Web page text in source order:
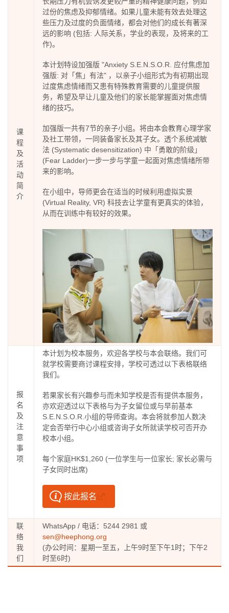
课
程
及
活
动
简
介
过份的焦虑及抑郁情绪。如果儿童未能有效去处理这
些压力及过度的负面情绪，都会对他们的成长有著深
远的影响 (包括: 人际关系，学业的表现，及将来的工
作)。
本计划特设加强版 "Anxiety S.E.N.S.O.R. 应付焦虑加
强版: 对「焦」有法" ，以亲子小组形式为有初期出现
过度焦虑情绪而又患有特殊教育需要的儿童提供服
务，希望及早让儿童及他们的家长能掌握面对焦虑情
绪的技巧。
加强版一共有7节的亲子小组。将由本会教育心理学家
及社工带领，一同装备家长及其子女。透个系统减敏
法 (Systematic desensitization) 中「勇敢的阶级」
(Fear Ladder)一步一步与学童一起面对焦虑情绪所带
来的影响。
在小组中，导师更会在适当的时候利用虚拟实景
(Virtual Reality, VR) 科技去让学童有更真实的体验，
从而在训练中有较好的效果。
报
名
及
注
意
事
项
本计划为校本服务，欢迎各学校与本会联络。我们可
就学校需要商讨课程安排，学校可透过以下表格联络
我们。
若果家长有兴趣参与而未知学校是否有提供本服务，
亦欢迎透过以下表格与为子女留位或与早前基本
S.E.N.S.O.R.小组的导师查询。本会将就参加人数决
定会否举行中心小组或咨询子女所就读学校可否开办
校本小组。
每个家庭HK$1,260 (一位学生与一位家长; 家长必需与
子女同时出席)
按此报名
联
络
我
们
WhatsApp / 电话：5244 2981 或
sen@heephong.org
(办公时间：星期一至五，上午9时至下午1时；下午2
时至6时)